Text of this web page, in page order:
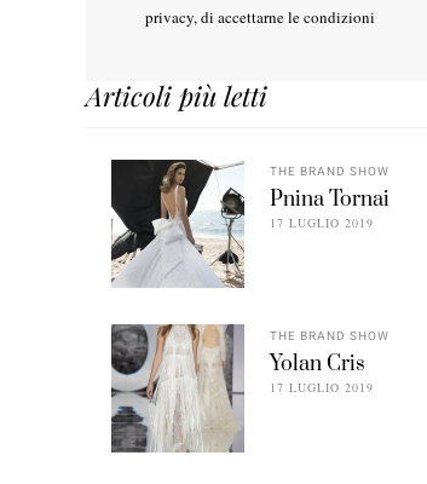
privacy, di accettarne le condizioni
Articoli più letti
THE BRAND SHOW
Pnina Tornai
17 LUGLIO 2019
THE BRAND SHOW
Yolan Cris
17 LUGLIO 2019